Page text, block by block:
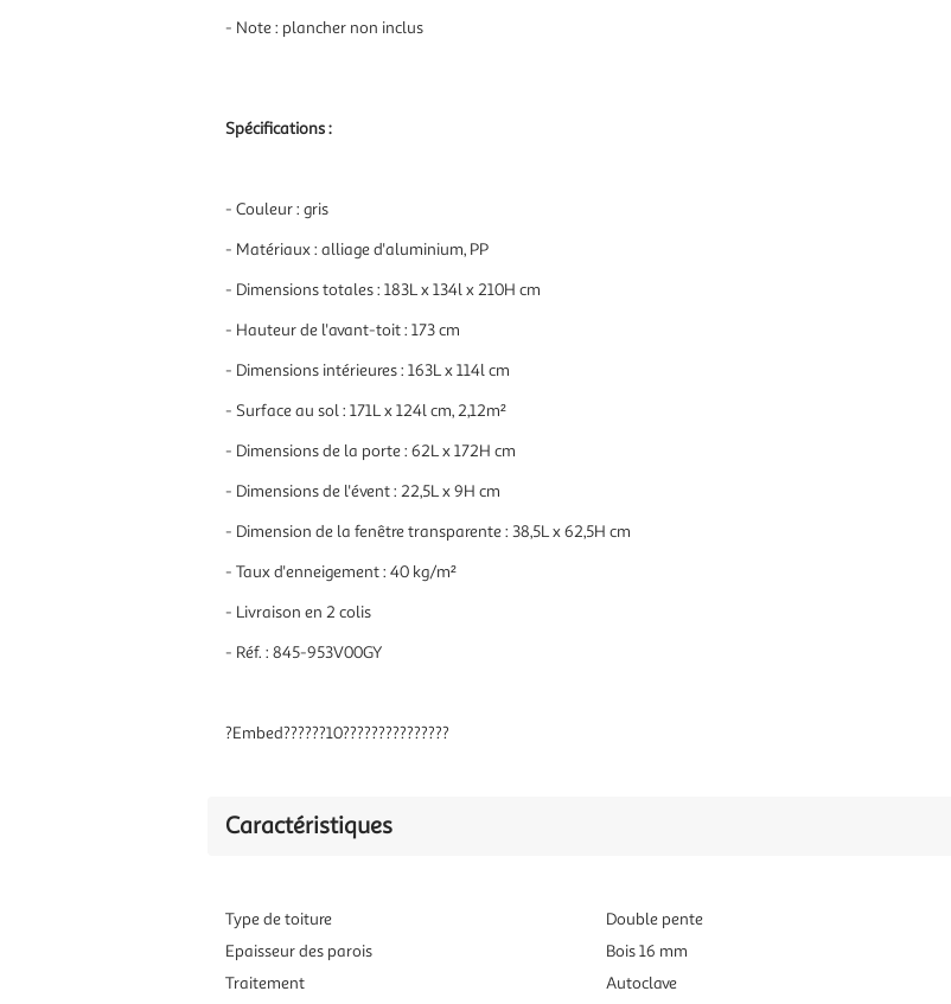
- Note : plancher non inclus
Spécifications :
- Couleur : gris
- Matériaux : alliage d'aluminium, PP
- Dimensions totales : 183L x 134l x 210H cm
- Hauteur de l'avant-toit : 173 cm
- Dimensions intérieures : 163L x 114l cm
- Surface au sol : 171L x 124l cm, 2,12m²
- Dimensions de la porte : 62L x 172H cm
- Dimensions de l'évent : 22,5L x 9H cm
- Dimension de la fenêtre transparente : 38,5L x 62,5H cm
- Taux d'enneigement : 40 kg/m²
- Livraison en 2 colis
- Réf. : 845-953V00GY
?Embed??????10???????????????
Caractéristiques
Type de toiture
Double pente
Epaisseur des parois
Bois 16 mm
Traitement
Autoclave